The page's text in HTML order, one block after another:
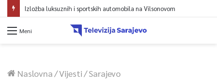
Izložba luksuznih i sportskih automobila na Vilsonovom
Meni
Naslovna/Vijesti/Sarajevo